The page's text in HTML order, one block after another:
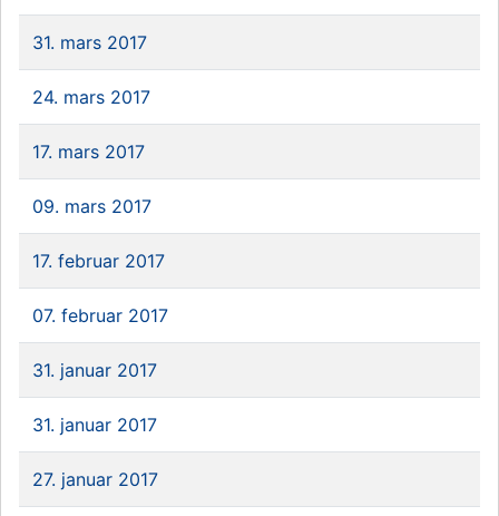
31. mars 2017
24. mars 2017
17. mars 2017
09. mars 2017
17. februar 2017
07. februar 2017
31. januar 2017
31. januar 2017
27. januar 2017